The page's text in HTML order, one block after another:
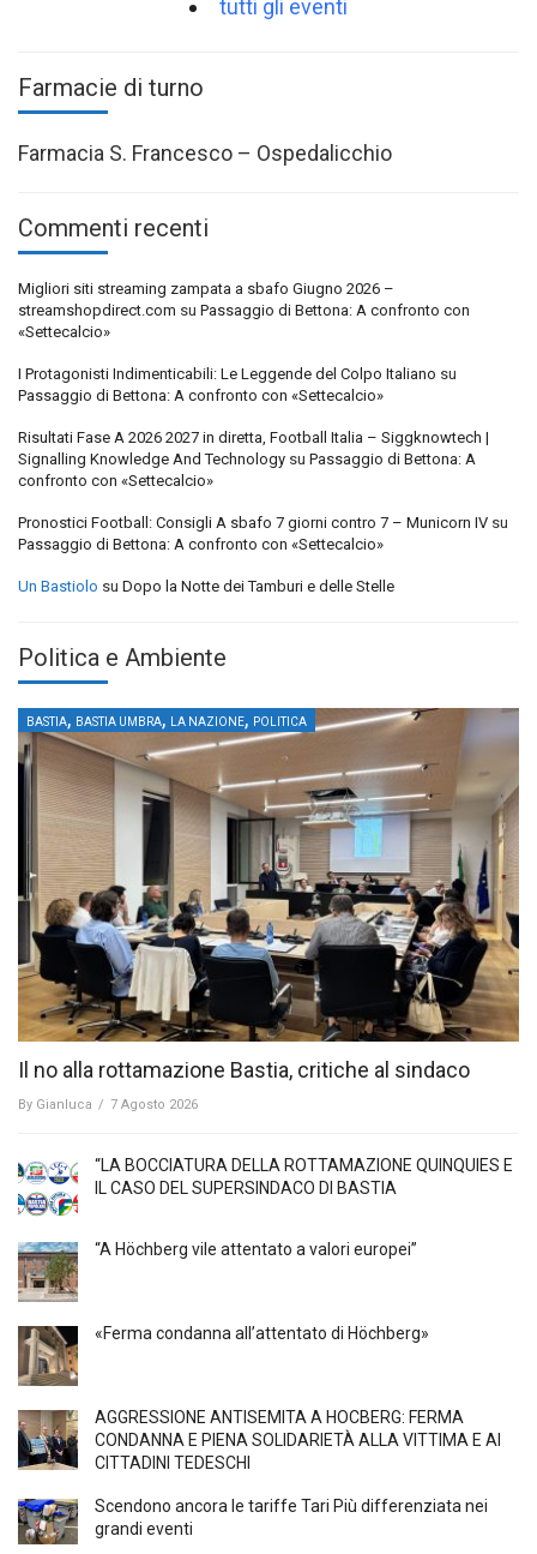
tutti gli eventi
Farmacie di turno
Farmacia S. Francesco – Ospedalicchio
Commenti recenti
Migliori siti streaming zampata a sbafo Giugno 2026 –
streamshopdirect.com su Passaggio di Bettona: A confronto con
«Settecalcio»
I Protagonisti Indimenticabili: Le Leggende del Colpo Italiano su
Passaggio di Bettona: A confronto con «Settecalcio»
Risultati Fase A 2026 2027 in diretta, Football Italia – Siggknowtech |
Signalling Knowledge And Technology su Passaggio di Bettona: A
confronto con «Settecalcio»
Pronostici Football: Consigli A sbafo 7 giorni contro 7 – Municorn IV su
Passaggio di Bettona: A confronto con «Settecalcio»
Un Bastiolo su Dopo la Notte dei Tamburi e delle Stelle
Politica e Ambiente
BASTIA, BASTIA UMBRA, LA NAZIONE, POLITICA
Il no alla rottamazione Bastia, critiche al sindaco
By Gianluca / 7 Agosto 2026
“LA BOCCIATURA DELLA ROTTAMAZIONE QUINQUIES E
IL CASO DEL SUPERSINDACO DI BASTIA
“A Höchberg vile attentato a valori europei”
«Ferma condanna all’attentato di Höchberg»
AGGRESSIONE ANTISEMITA A HÖCBERG: FERMA
CONDANNA E PIENA SOLIDARIETÀ ALLA VITTIMA E AI
CITTADINI TEDESCHI
Scendono ancora le tariffe Tari Più differenziata nei
grandi eventi